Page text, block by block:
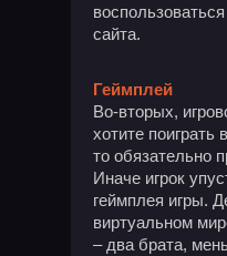
сайта.
Геймплей
Во-вторых,
хотите поиграть
то обязательно
Иначе игрок
геймплея игры.
виртуальном
– два брата,